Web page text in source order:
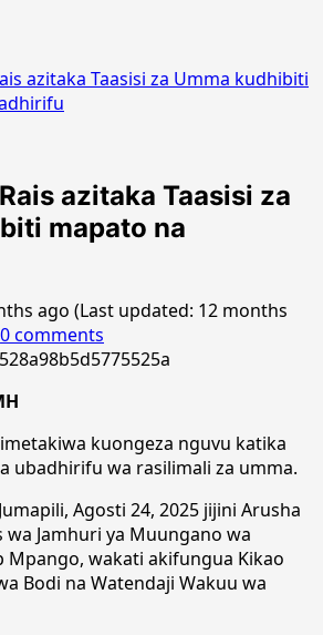
azitaka Taasisi za Umma kudhibiti
azitaka Taasisi za
mapato na
ago (Last updated: 12 months
0 comments
kuongeza nguvu katika
ubadhirifu wa rasilimali za umma.
Agosti 24, 2025 jijini Arusha
wa Jamhuri ya Muungano wa
Mpango, wakati akifungua Kikao
Bodi na Watendaji Wakuu wa